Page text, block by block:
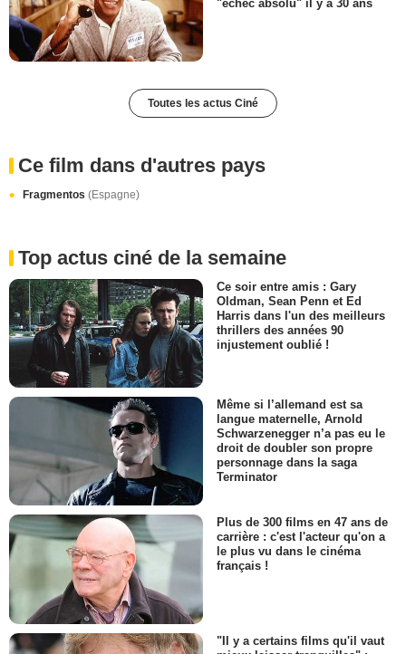
"échec absolu" il y a 30 ans
Toutes les actus Ciné
Ce film dans d'autres pays
Fragmentos (Espagne)
Top actus ciné de la semaine
Ce soir entre amis : Gary
Oldman, Sean Penn et Ed
Harris dans l'un des meilleurs
thrillers des années 90
injustement oublié !
Même si l’allemand est sa
langue maternelle, Arnold
Schwarzenegger n’a pas eu le
droit de doubler son propre
personnage dans la saga
Terminator
Plus de 300 films en 47 ans de
carrière : c'est l'acteur qu'on a
le plus vu dans le cinéma
français !
"Il y a certains films qu'il vaut